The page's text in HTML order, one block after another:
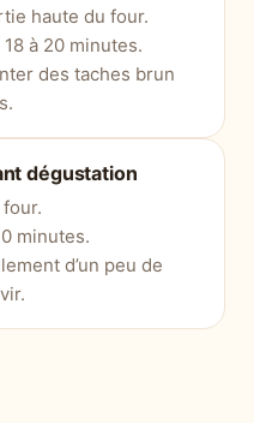
haute du four.
à 20 minutes.
des taches brun
dégustation
minutes.
d’un peu de